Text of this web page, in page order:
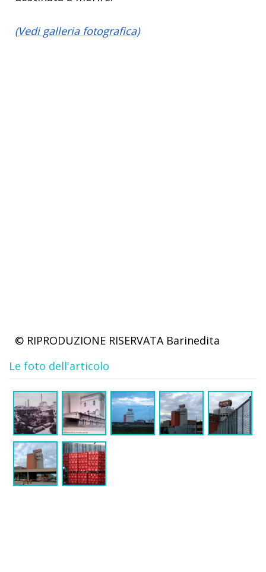
(Vedi galleria fotografica)
© RIPRODUZIONE RISERVATA Barinedita
Le foto dell'articolo